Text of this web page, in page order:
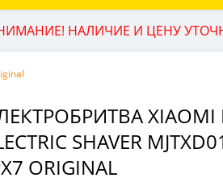
НАЛИЧИЕ И ЦЕНУ
XIAOMI
SHAVER
ORIGINAL